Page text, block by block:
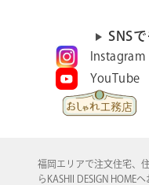
SNS
Instagram
YouTube
福岡エリアで注文住宅、
らKASHII DESIGN HOME